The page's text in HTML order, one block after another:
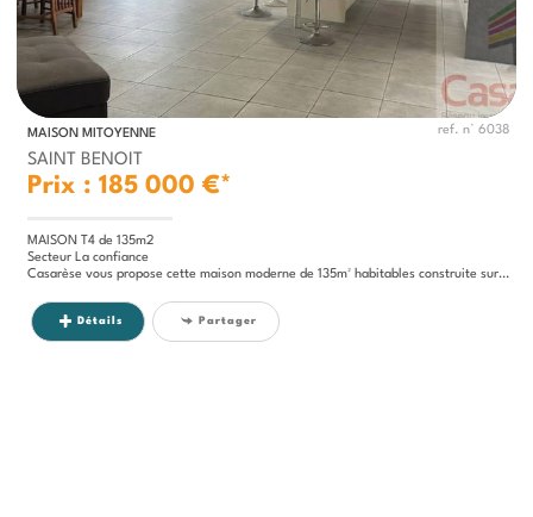
MAISON MITOYENNE ref. n° 6038
SAINT BENOIT
Prix : 185 000 €*
MAISON T4 de 135m2
Secteur La confiance
Casarèse vous propose cette maison moderne de 135m² habitables construite sur une parcelle...
Détails Partager